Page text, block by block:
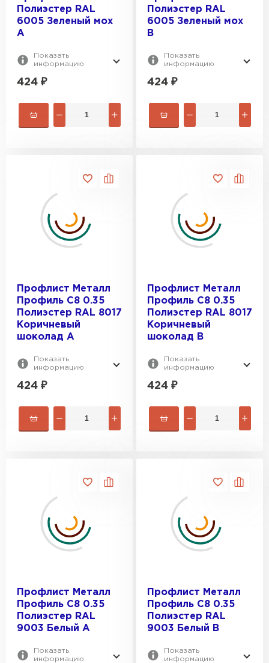
Полиэстер RAL
6005 Зеленый мох
A
Показать
информацию
424 ₽
Полиэстер RAL
6005 Зеленый мох
B
Показать
информацию
424 ₽
Профлист Металл
Профиль C8 0.35
Полиэстер RAL 8017
Коричневый
шоколад A
Показать
информацию
424 ₽
Профлист Металл
Профиль C8 0.35
Полиэстер RAL 8017
Коричневый
шоколад B
Показать
информацию
424 ₽
Профлист Металл
Профиль C8 0.35
Полиэстер RAL
9003 Белый A
Показать
информацию
Профлист Металл
Профиль C8 0.35
Полиэстер RAL
9003 Белый B
Показать
информацию